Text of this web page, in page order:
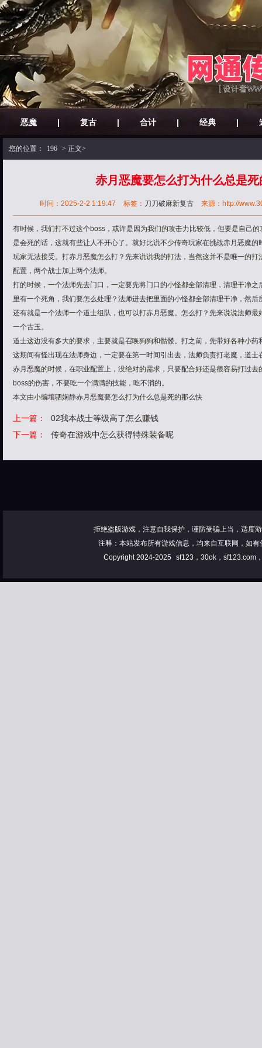
恶魔 | 复古 | 合计 | 经典 |
您的位置： 196 > 正文>
赤月恶魔要怎么打为什么总是
时间：2025-2-2 1:19:47 标签： 刀刀破麻新复古 来源：http://
有时候，我们打不过这个boss，或许是因为我们的攻击力比较低，但要是自己
是会死的话，这就有些让人不开心了。就好比说不少传奇玩家在挑战赤月恶魔
玩家无法接受。打赤月恶魔怎么打？先来说说我的打法，当然这并不是唯一的
配置，两个战士加上两个法师。
打的时候，一个法师先去门口，一定要先将门口的小怪都全部清理，清理干净
里有一个死角，我们要怎么处理？法师进去把里面的小怪都全部清理干净，然
还有就是一个法师一个道士组队，也可以打赤月恶魔。怎么打？先来说说法师
一个古玉。
道士这边没有多大的要求，主要就是召唤狗狗和骷髅。打之前，先带好各种小
这期间有怪出现在法师身边，一定要在第一时间引出去，法师负责打老魔，道
赤月恶魔的时候，在职业配置上，没绝对的需求，只要配合好还是很容易打过
boss的伤害，不要吃一个满满的技能，吃不消的。
本文由小编壤驷娴静赤月恶魔要怎么打为什么总是死的那么快
上一篇：
02我本战士等级高了怎么赚钱
下一篇：
传奇在游戏中怎么获得特殊装备呢
拒绝盗版游戏，注意自我保护，谨防受骗上当，适度
注释：本站发布所有游戏信息，均来自互联网，如
Copyright 2024-2025
sf123，30ok，sf123.com